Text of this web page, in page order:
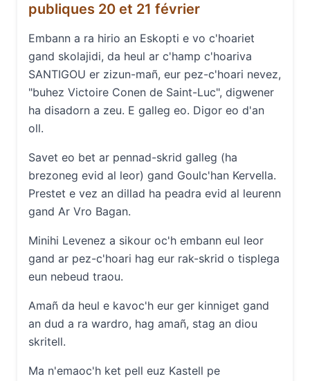
publiques 20 et 21 février
Embann a ra hirio an Eskopti e vo c'hoariet
gand skolajidi, da heul ar c'hamp c'hoariva
SANTIGOU er zizun-mañ, eur pez-c'hoari nevez,
"buhez Victoire Conen de Saint-Luc", digwener
ha disadorn a zeu. E galleg eo. Digor eo d'an
oll.
Savet eo bet ar pennad-skrid galleg (ha
brezoneg evid al leor) gand Goulc'han Kervella.
Prestet e vez an dillad ha peadra evid al leurenn
gand Ar Vro Bagan.
Minihi Levenez a sikour oc'h embann eul leor
gand ar pez-c'hoari hag eur rak-skrid o tisplega
eun nebeud traou.
Amañ da heul e kavoc'h eur ger kinniget gand
an dud a ra wardro, hag amañ, stag an diou
skritell.
Ma n'emaoc'h ket pell euz Kastell pe